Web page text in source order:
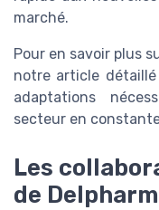
marché.
Pour en savoir plus
notre article
adaptations
secteur en
Les
de